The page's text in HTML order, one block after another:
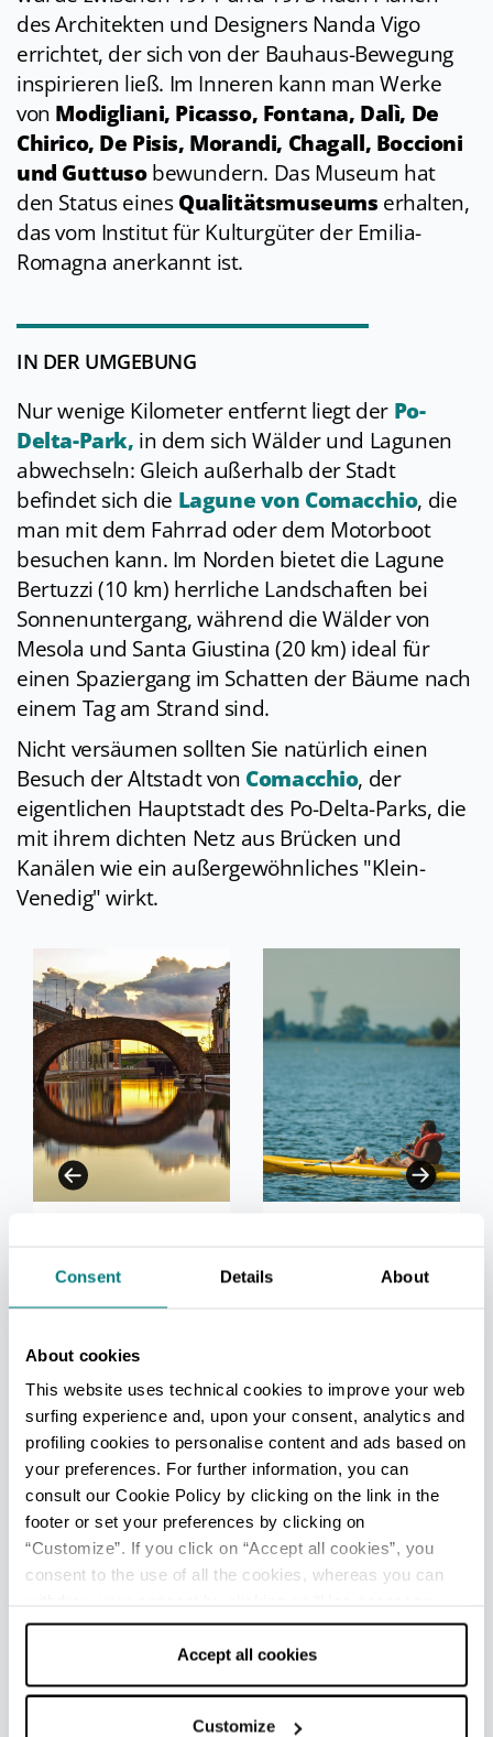
Consent Details About
About cookies
This website uses technical cookies to improve your web
surfing experience and, upon your consent, analytics and
profiling cookies to personalise content and ads based on
your preferences. For further information, you can
consult our Cookie Policy by clicking on the link in the
footer or set your preferences by clicking on
“Customize”. If you click on “Accept all cookies”, you
consent to the use of all the cookies, whereas you can
cookies only” and only the technical cookies for the
correct functioning of the website will be used.
Accept all cookies
Customize
des Architekten und Designers Nanda Vigo
errichtet, der sich von der Bauhaus-Bewegung
inspirieren ließ. Im Inneren kann man Werke
von Modigliani, Picasso, Fontana, Dalì, De
Chirico, De Pisis, Morandi, Chagall, Boccioni
und Guttusobewundern. Das Museum hat
den Status einesQualitätsmuseums erhalten,
das vom Institut für Kulturgüter der Emilia-
Romagna anerkannt ist.
IN DER UMGEBUNG
Nur wenige Kilometer entfernt liegt der Po-
Delta-Park, in dem sich Wälder und Lagunen
abwechseln: Gleich außerhalb der Stadt
befindet sich die Lagune von Comacchio, die
man mit dem Fahrrad oder dem Motorboot
besuchen kann. Im Norden bietet die Lagune
Bertuzzi (10 km) herrliche Landschaften bei
Sonnenuntergang, während die Wälder von
Mesola und Santa Giustina (20 km) ideal für
einen Spaziergang im Schatten der Bäume nach
einem Tag am Strand sind.
Nicht versäumen sollten Sie natürlich einen
Besuch der Altstadt von Comacchio, der
eigentlichen Hauptstadt des Po-Delta-Parks, die
mit ihrem dichten Netz aus Brücken und
Kanälen wie ein außergewöhnliches "Klein-
Venedig" wirkt.
FREMDENVERKEHRSBÜROS
Comacchio - Ufficio Informazioni e Accoglienza Turistica
(IAT-R)
Info
Lido degli Estensi - Ufficio Informazioni e Accoglienza
Turistica (IAT mobile)